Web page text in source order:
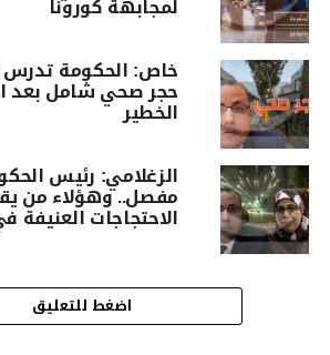
لمجابهة كورونا
خاص: الحكومة تدرس
حجر صحي شامل بعد
الخطير
الزغلامي: رئيس
مفصل.. وهؤلاء من
الاحتجاجات العنيفة
اضغط للتعليق